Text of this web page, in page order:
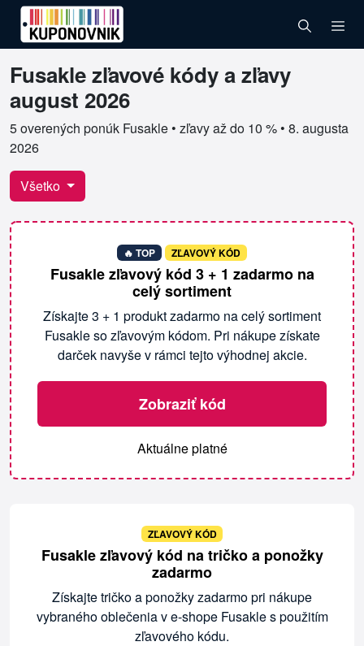
Fusakle zľavové kódy a zľavy
august 2026
5 overených ponúk Fusakle • zľavy až do 10 % • 8. augusta
2026
Overené kupóny pre Fusakle
Všetko
🔥 TOP ZĽAVOVÝ KÓD
Fusakle zľavový kód 3 + 1 zadarmo na
celý sortiment
Získajte 3 + 1 produkt zadarmo na celý sortiment
Fusakle so zľavovým kódom. Pri nákupe získate
darček navyše v rámci tejto výhodnej akcie.
Zobraziť kód
Aktuálne platné
ZĽAVOVÝ KÓD
Fusakle zľavový kód na tričko a ponožky
zadarmo
Získajte tričko a ponožky zadarmo pri nákupe
vybraného oblečenia v e-shope Fusakle s použitím
zľavového kódu.